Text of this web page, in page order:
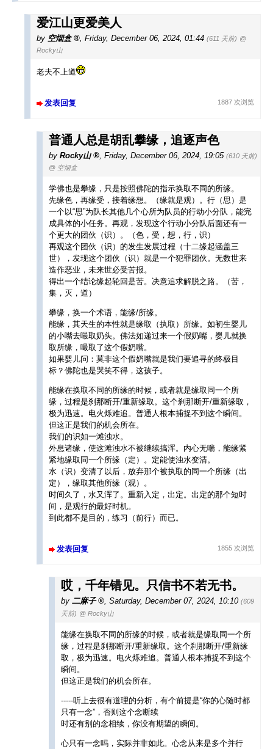
爱江山更爱美人
by 空烟盒 , Friday, December 06, 2024, 01:44 (611 天前) @
Rocky山
老夫不上道
发表回复 1887 次浏览
普通人总是胡乱攀缘，追逐声色
by Rocky山 Friday, December 06, 2024, 19:05 (610 天前)
@ 空烟盒
学佛也是攀缘，只是按照佛陀的指示换取不同的所缘。
先缘色，再缘受，接着缘想。（缘就是观）。行（思）是
一个以“思”为队长其他几个心所为队员的行动小分队，能完
成具体的小任务。再观，发现这个行动小分队后面还有一
个更大的团伙（识）。（色，受，想，行，识）
再观这个团伙（识）的发生发展过程（十二缘起涵盖三
世），发现这个团伙（识）就是一个犯罪团伙。无数世来
造作恶业，未来世必受苦报。
得出一个结论缘起轮回是苦。决意追求解脱之路。（苦，
集，灭，道）
攀缘，换一个术语，能缘/所缘。
能缘，其天生的本性就是缘取（执取）所缘。如初生婴儿
的小嘴去嘬取奶头。佛法如递过来一个假奶嘴，婴儿就换
取所缘，嘬取了这个假奶嘴。
如果婴儿问：莫非这个假奶嘴就是我们要追寻的终极目
标？佛陀也是哭笑不得，这孩子。
能缘在换取不同的所缘的时候，或者就是缘取同一个所
缘，过程是刹那断开/重新缘取。这个刹那断开/重新缘取，
极为迅速。电火烁难追。普通人根本捕捉不到这个瞬间。
但这正是我们的机会所在。
我们的识如一滩浊水。
外息诸缘，使这滩浊水不被继续搞浑。内心无喘，能缘紧
紧地缘取同一个所缘（定）。定能使浊水变清。
水（识）变清了以后，放弃那个被执取的同一个所缘（出
定），缘取其他所缘（观）。
时间久了，水又浑了。重新入定，出定。出定的那个短时
间，是观行的最好时机。
到此都不是目的，练习（前行）而已。
发表回复 1855 次浏览
哎，千年错见。只信书不若无书。
by 二麻子 , Saturday, December 07, 2024, 10:10 (609
天前) @ Rocky山
能缘在换取不同的所缘的时候，或者就是缘取同一个所
缘，过程是刹那断开/重新缘取。这个刹那断开/重新缘
取，极为迅速。电火烁难追。普通人根本捕捉不到这个
瞬间。
但这正是我们的机会所在。
-----听上去很有道理的分析，有个前提是“你的心随时都
只有一念”，否则这个念断续
时还有别的念相续，你没有期望的瞬间。
心只有一念吗，实际并非如此。心念从来是多个并行